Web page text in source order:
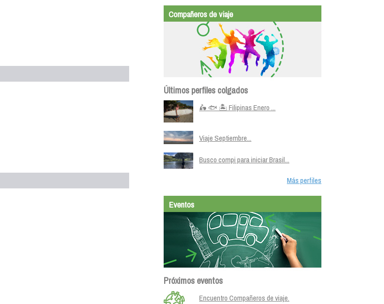
Compañeros de viaje
Últimos perfiles colgados
🛵 🐟 🏝️ Filipinas Enero ...
Viaje Septiembre...
Busco compi para iniciar Brasil...
Más perfiles
Eventos
Próximos eventos
Encuentro Compañeros de viaje.